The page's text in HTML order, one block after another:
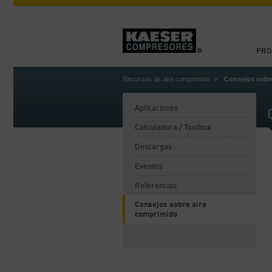
Recursos de aire comprimido Consejos
Aplicaciones
Calculadora / Toolbox
Descargas
Eventos
Referencias
Consejos sobre aire
comprimido